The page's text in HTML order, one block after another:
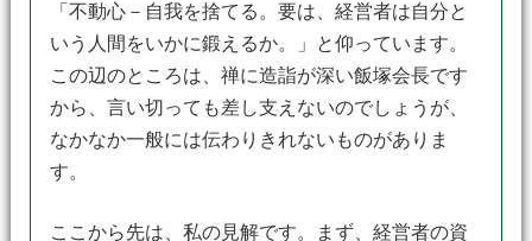
「不動心－自我を捨てる。要は、経営者は自分と
いう人間をいかに鍛えるか。」と仰っています。
この辺のところは、禅に造詣が深い飯塚会長です
から、言い切っても差し支えないのでしょうが、
なかなか一般には伝わりきれないものがありま
す。
ここから先は、私の見解です。まず、経営者の資